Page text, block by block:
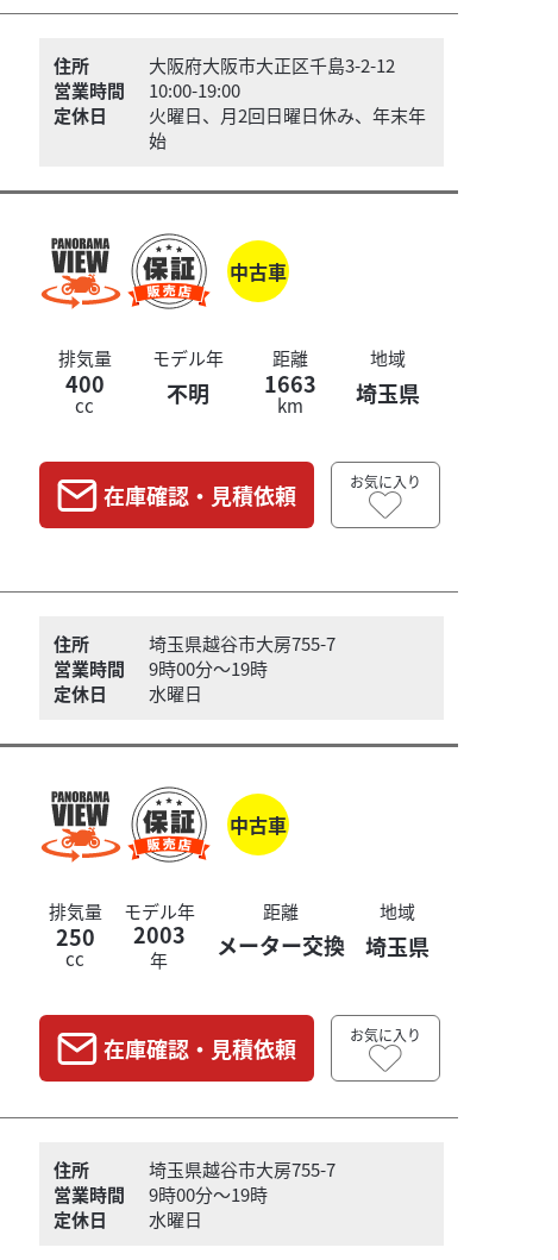
住所
大阪府大阪市大正区千島3-2-12
営業時間
10:00-19:00
定休日
火曜日、月2回日曜日休み、年末年
始
中古車
排気量
400
cc
モデル年
不明
距離
1663
km
地域
埼玉県
在庫確認・見積依頼 お気に入り
住所
埼玉県越谷市大房755-7
営業時間
9時00分～19時
定休日
水曜日
中古車
排気量
250
cc
モデル年
2003
年
距離
メーター交換
地域
埼玉県
在庫確認・見積依頼 お気に入り
住所
埼玉県越谷市大房755-7
営業時間
9時00分～19時
定休日
水曜日